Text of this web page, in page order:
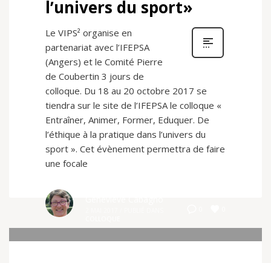
l’univers du sport»
Le VIPS² organise en
partenariat avec l’IFEPSA
(Angers) et le Comité Pierre
de Coubertin 3 jours de
colloque. Du 18 au 20 octobre 2017 se
tiendra sur le site de l’IFEPSA le colloque «
Entraîner, Animer, Former, Eduquer. De
l’éthique à la pratique dans l’univers du
sport ». Cet évènement permettra de faire
une focale